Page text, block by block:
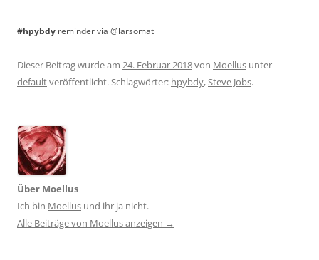
#hpybdy reminder via @larsomat
Dieser Beitrag wurde am 24. Februar 2018von Moellus unter
defaultveröffentlicht. Schlagwörter: hpybdy,Steve Jobs.
Über Moellus
Ich bin Moellus und ihr ja nicht.
Alle Beiträge von Moellus anzeigen →